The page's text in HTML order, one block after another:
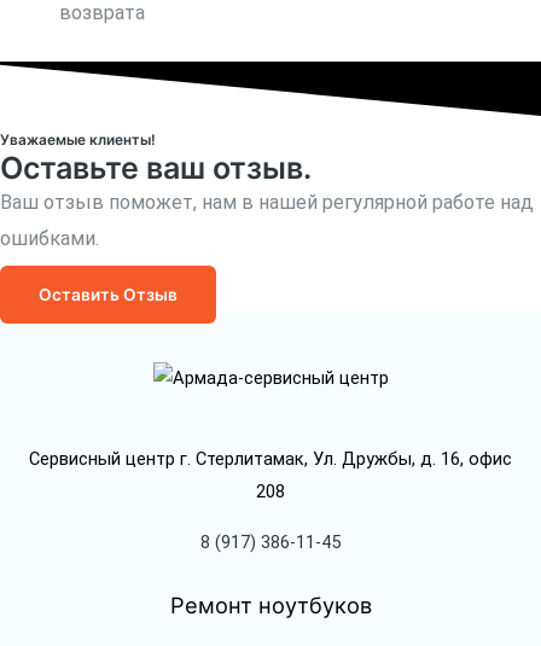
возврата
Уважаемые клиенты!
Оставьте ваш отзыв.
Ваш отзыв поможет, нам в нашей регулярной работе над
ошибками.
Оставить Отзыв
Сервисный центр г. Стерлитамак, Ул. Дружбы, д. 16, офис
208
8 (917) 386-11-45
Ремонт ноутбуков